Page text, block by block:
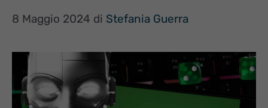
8 Maggio 2024 di Stefania Guerra